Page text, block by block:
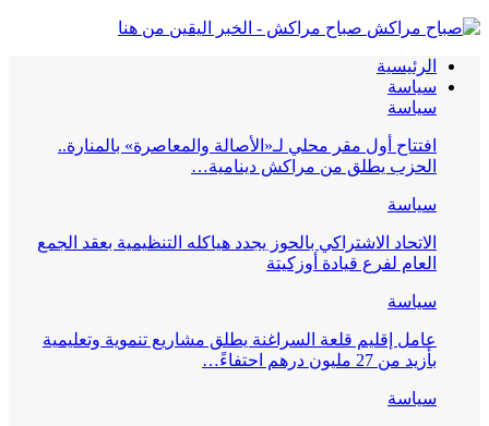
صباح مراكش - الخبر اليقين من هنا
الرئيسية
سياسة
سياسة
افتتاح أول مقر محلي لـ«الأصالة والمعاصرة» بالمنارة..
الحزب يطلق من مراكش دينامية…
سياسة
الاتحاد الاشتراكي بالحوز يجدد هياكله التنظيمية بعقد الجمع
العام لفرع قيادة أوزكيتة
سياسة
عامل إقليم قلعة السراغنة يطلق مشاريع تنموية وتعليمية
بأزيد من 27 مليون درهم احتفاءً…
سياسة